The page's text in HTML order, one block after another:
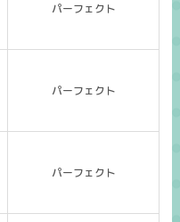
パーフェクト
パーフェクト
パーフェクト